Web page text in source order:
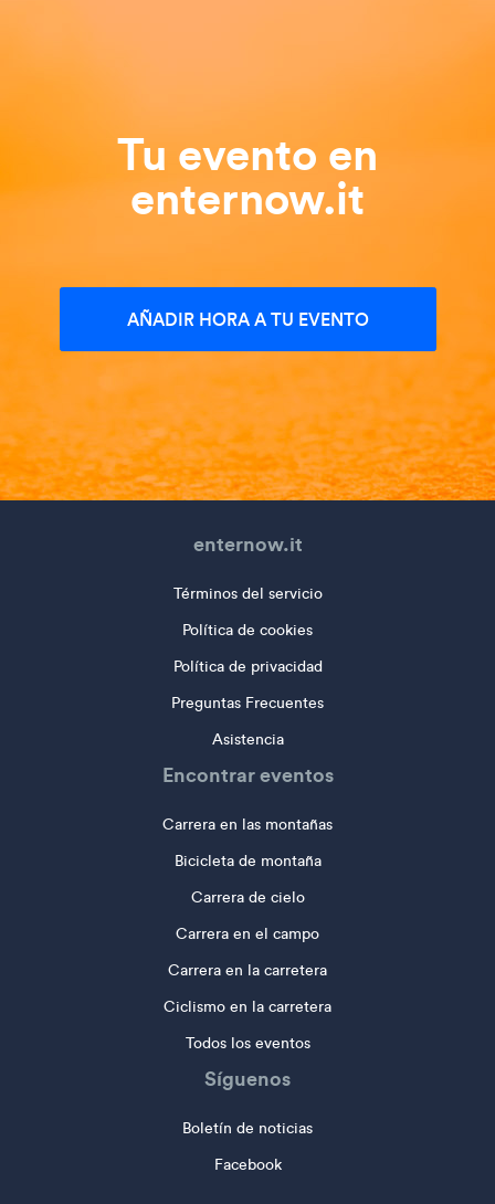
Tu evento en
enternow.it
AÑADIR HORA A TU EVENTO
enternow.it
Términos del servicio
Política de cookies
Política de privacidad
Preguntas Frecuentes
Asistencia
Encontrar eventos
Carrera en las montañas
Bicicleta de montaña
Carrera de cielo
Carrera en el campo
Carrera en la carretera
Ciclismo en la carretera
Todos los eventos
Síguenos
Boletín de noticias
Facebook